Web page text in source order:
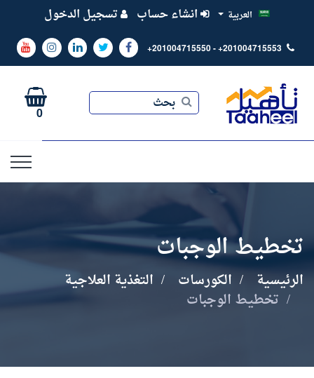
العربية انشاء حساب تسجيل الدخول
+201004715550 - +201004715553
بحث 0
تخطيط الوجبات
الرئيسية الكورسات
التغذية العلاجية
تخطيط الوجبات